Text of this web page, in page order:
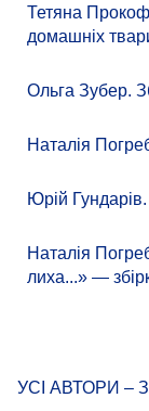
Тетяна
домашніх
Ольга Зубер.
Наталія
Юрій
Наталія
лиха...» —
УСІ АВТОРИ –